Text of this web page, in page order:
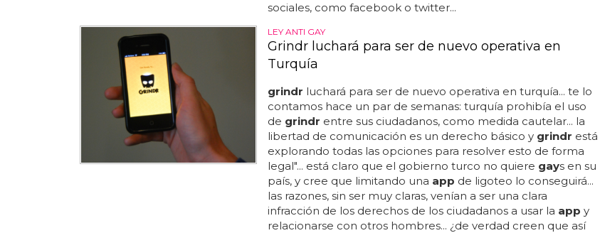
sociales, como facebook o twitter...
LEY ANTI GAY
Grindr luchará para ser de nuevo operativa en
Turquía
grindr luchará para ser de nuevo operativa en turquía... te lo
contamos hace un par de semanas: turquía prohibía el uso
de grindr entre sus ciudadanos, como medida cautelar... la
libertad de comunicación es un derecho básico y grindr está
explorando todas las opciones para resolver esto de forma
legal"... está claro que el gobierno turco no quiere gays en su
país, y cree que limitando una app de ligoteo lo conseguirá...
las razones, sin ser muy claras, venían a ser una clara
infracción de los derechos de los ciudadanos a usar la app y
relacionarse con otros hombres... ¿de verdad creen que así